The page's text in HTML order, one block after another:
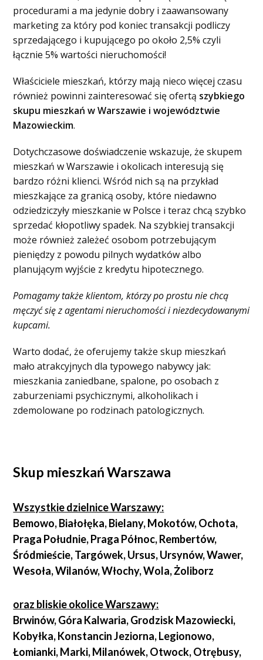
procedurami a ma jedynie dobry i zaawansowany
marketing za który pod koniec transakcji podliczy
sprzedającego i kupującego po około 2,5% czyli
łącznie 5% wartości nieruchomości!
Właściciele mieszkań, którzy mają nieco więcej czasu
również powinni zainteresować się ofertą szybkiego
skupu mieszkań w Warszawie i województwie
Mazowieckim.
Dotychczasowe doświadczenie wskazuje, że skupem
mieszkań w Warszawie i okolicach interesują się
bardzo różni klienci. Wśród nich są na przykład
mieszkające za granicą osoby, które niedawno
odziedziczyły mieszkanie w Polsce i teraz chcą szybko
sprzedać kłopotliwy spadek. Na szybkiej transakcji
może również zależeć osobom potrzebującym
pieniędzy z powodu pilnych wydatków albo
planującym wyjście z kredytu hipotecznego.
Pomagamy także klientom, którzy po prostu nie chcą
męczyć się z agentami nieruchomości i niezdecydowanymi
kupcami.
Warto dodać, że oferujemy także skup mieszkań
mało atrakcyjnych dla typowego nabywcy jak:
mieszkania zaniedbane, spalone, po osobach z
zaburzeniami psychicznymi, alkoholikach i
zdemolowane po rodzinach patologicznych.
Skup mieszkań Warszawa
Wszystkie dzielnice Warszawy:
Bemowo, Białołęka, Bielany, Mokotów, Ochota,
Praga Południe, Praga Północ, Rembertów,
Śródmieście, Targówek, Ursus, Ursynów, Wawer,
Wesoła, Wilanów, Włochy, Wola, Żoliborz
oraz bliskie okolice Warszawy:
Brwinów, Góra Kalwaria, Grodzisk Mazowiecki,
Kobyłka, Konstancin Jeziorna, Legionowo,
Łomianki, Marki, Milanówek, Otwock, Otrębusy,